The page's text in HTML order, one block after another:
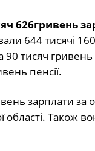
626гривень
644 тисячі
тисяч гривень
пенсії.
зарплати за
Також